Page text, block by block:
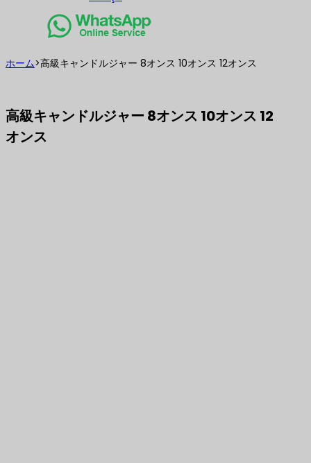
ホーム>高級キャンドルジャー 8オンス 10オンス 12オンス
高級キャンドルジャー 8オンス 10オンス 12
オンス